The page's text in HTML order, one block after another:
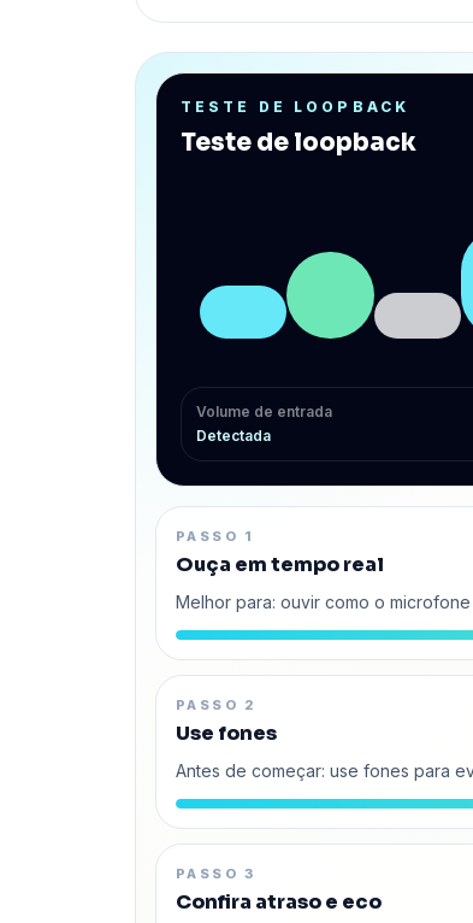
TESTE DE LOOPBACK
Teste de loopback
Volume de entrada
Detectada
PASSO 1
Ouça em tempo real
Melhor para: ouvir como o
PASSO 2
Use fones
Antes de começar: use fones para
PASSO 3
Confira atraso e eco